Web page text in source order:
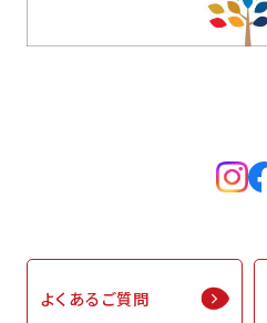
よくあるご質問